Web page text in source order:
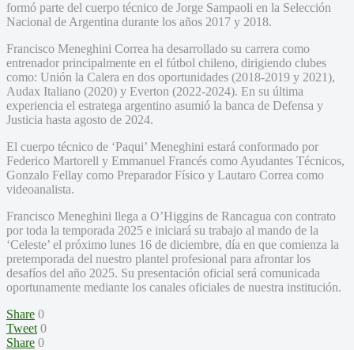
formó parte del cuerpo técnico de Jorge Sampaoli en la Selección
Nacional de Argentina durante los años 2017 y 2018.
Francisco Meneghini Correa ha desarrollado su carrera como
entrenador principalmente en el fútbol chileno, dirigiendo clubes
como: Unión la Calera en dos oportunidades (2018-2019 y 2021),
Audax Italiano (2020) y Everton (2022-2024). En su última
experiencia el estratega argentino asumió la banca de Defensa y
Justicia hasta agosto de 2024.
El cuerpo técnico de ‘Paqui’ Meneghini estará conformado por
Federico Martorell y Emmanuel Francés como Ayudantes Técnicos,
Gonzalo Fellay como Preparador Físico y Lautaro Correa como
videoanalista.
Francisco Meneghini llega a O’Higgins de Rancagua con contrato
por toda la temporada 2025 e iniciará su trabajo al mando de la
‘Celeste’ el próximo lunes 16 de diciembre, día en que comienza la
pretemporada del nuestro plantel profesional para afrontar los
desafíos del año 2025. Su presentación oficial será comunicada
oportunamente mediante los canales oficiales de nuestra institución.
Share 0
Tweet 0
Share 0